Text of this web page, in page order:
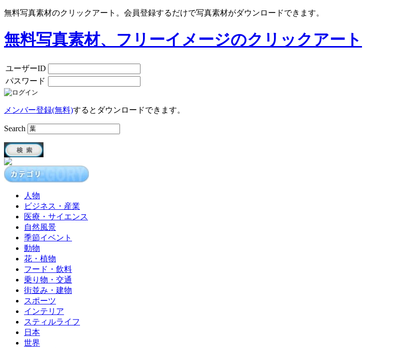
無料写真素材のクリックアート。会員登録するだけで写真素材がダウンロードできます。
無料写真素材、フリーイメージのクリックアート
ユーザーID
パスワード
メンバー登録(無料)するとダウンロードできます。
Search
人物
ビジネス・産業
医療・サイエンス
自然風景
季節イベント
動物
花・植物
フード・飲料
乗り物・交通
街並み・建物
スポーツ
インテリア
スティルライフ
日本
世界